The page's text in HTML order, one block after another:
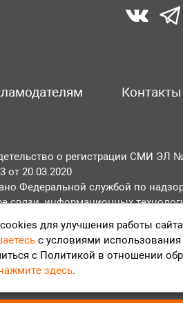
Контакты
о регистрации СМИ ЭЛ
от 20.03.2020
Федеральной службой по
связи, информационных
коммуникаций (Роскомнадзор).
об обработке персональных
на обработку персональных
для улучшения работы
с условиями
с Политикой в отношении
здесь.